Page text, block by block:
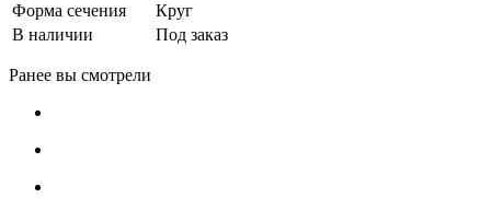
Форма сечения
Круг
В наличии
Под заказ
Ранее вы смотрели